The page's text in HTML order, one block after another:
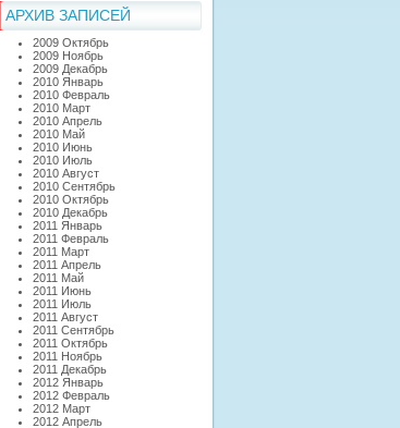
АРХИВ ЗАПИСЕЙ
2009 Октябрь
2009 Ноябрь
2009 Декабрь
2010 Январь
2010 Февраль
2010 Март
2010 Апрель
2010 Май
2010 Июнь
2010 Июль
2010 Август
2010 Сентябрь
2010 Октябрь
2010 Декабрь
2011 Январь
2011 Февраль
2011 Март
2011 Апрель
2011 Май
2011 Июнь
2011 Июль
2011 Август
2011 Сентябрь
2011 Октябрь
2011 Ноябрь
2011 Декабрь
2012 Январь
2012 Февраль
2012 Март
2012 Апрель